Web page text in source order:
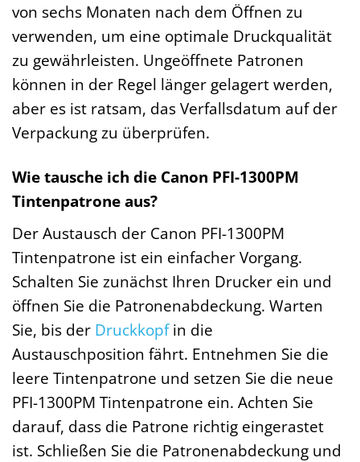
von sechs Monaten nach dem Öffnen zu
verwenden, um eine optimale Druckqualität
zu gewährleisten. Ungeöffnete Patronen
können in der Regel länger gelagert werden,
aber es ist ratsam, das Verfallsdatum auf der
Verpackung zu überprüfen.
Wie tausche ich die Canon PFI-1300PM
Tintenpatrone aus?
Der Austausch der Canon PFI-1300PM
Tintenpatrone ist ein einfacher Vorgang.
Schalten Sie zunächst Ihren Drucker ein und
öffnen Sie die Patronenabdeckung. Warten
Sie, bis der Druckkopfin die
Austauschposition fährt. Entnehmen Sie die
leere Tintenpatrone und setzen Sie die neue
PFI-1300PM Tintenpatrone ein. Achten Sie
darauf, dass die Patrone richtig eingerastet
ist. Schließen Sie die Patronenabdeckung und